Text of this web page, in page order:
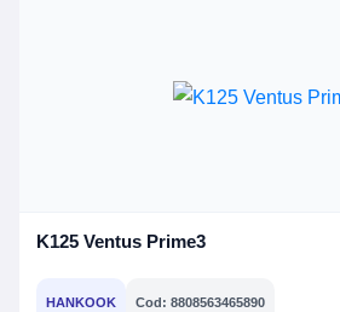
K125 Ventus Prime3
HANKOOK Cod: 8808563465890